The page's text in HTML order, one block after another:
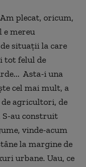
plecat, oricum,
e mereu
situații la care
tot felul de
Asta-i una
cel mai mult, a
de agricultori, de
S-au construit
vinde-acum
la margine de
urbane. Uau, ce